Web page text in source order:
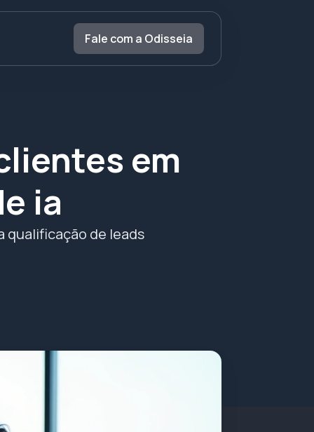
Fale com a Odisseia
em
ia
qualificação de leads